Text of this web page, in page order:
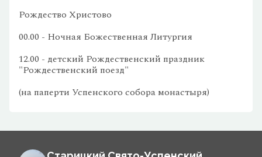
Рождество Христово
00.00 - Ночная Божественная Литургия
12.00 - детский Рождественский праздник
"Рождественский поезд"
(на паперти Успенского собора монастыря)